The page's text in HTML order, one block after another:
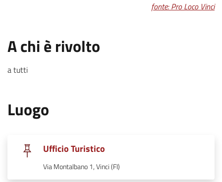
fonte: Pro Loco Vinci
A chi è rivolto
a tutti
Luogo
Ufficio Turistico
Via Montalbano 1, Vinci (FI)